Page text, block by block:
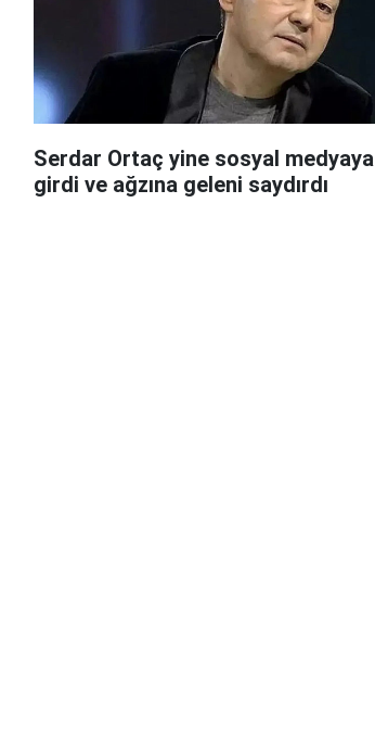
Serdar Ortaç yine sosyal medyaya
girdi ve ağzına geleni saydırdı